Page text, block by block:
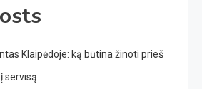
Klaipėdoje: ką būtina žinoti prieš
servisą